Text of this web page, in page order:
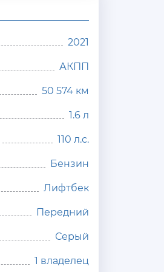
2021
АКПП
50 574 км
1.6 л
110 л.с.
Бензин
Лифтбек
Передний
Серый
1 владелец